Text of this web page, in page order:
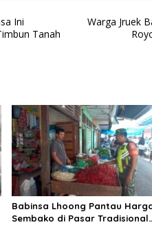
Ini
Tanah
Warga Jruek
Babinsa Lhoong Pantau
Sembako di Pasar Tradisional